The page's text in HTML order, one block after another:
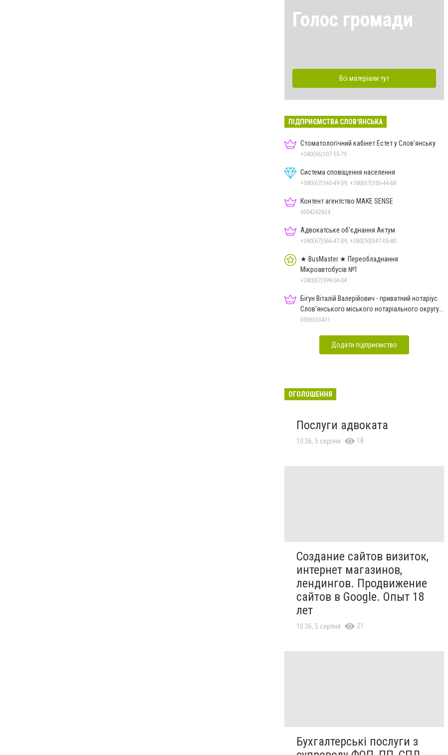
Голос громади
Всі матеріали тут
ПІДПРИЄМСТВА СЛОВ'ЯНСЬКА
Стоматологічний кабінет Естет у Слов'янську
+380(66)307-55-75
Система сповіщення населення
+380(67)340-49-59, +380(67)350-44-68
Контент агентство MAKE SENSE
0504262624
Адвокатське об'єднання Актум
+380(67)566-47-09, +380(50)347-05-80
★ BusMaster ★ Переобладнання
Мікроавтобусів №1
+380(67)599-04-04
Бігун Віталій Валерійович - приватний нотаріус
Слов'янського міського нотаріального округу
Дон.обл.
0506555431
Додати підприємство
ОГОЛОШЕННЯ
Послуги адвоката
10:36, 5 серпня 18
Создание сайтов визиток,
интернет магазинов,
лендингов. Продвижение
сайтов в Google. Опыт 18
лет
10:36, 5 серпня 21
Бухгалтерські послуги з